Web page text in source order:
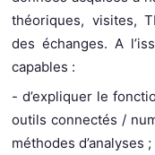
théoriques, visites,
des échanges. A
capables :
- d’expliquer le
outils connectés /
méthodes d’analyses ;